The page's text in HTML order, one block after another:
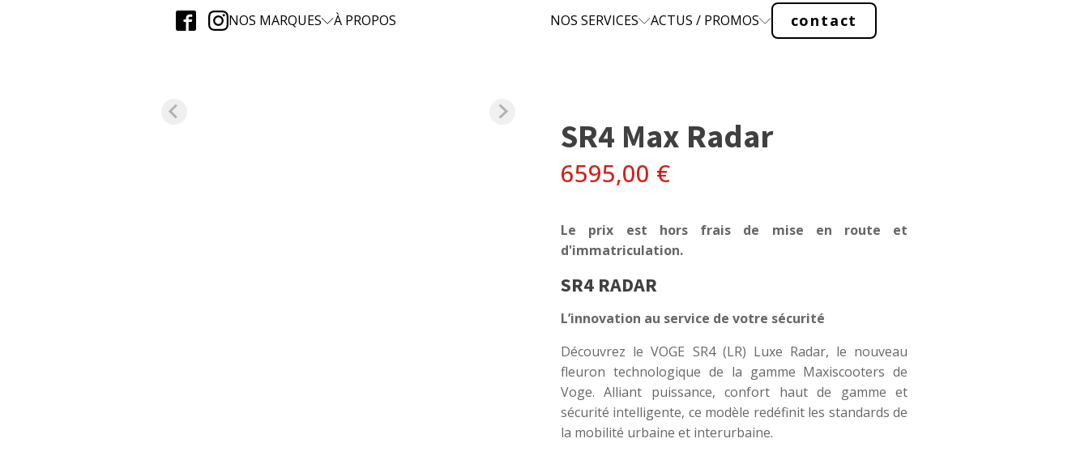
NOS MARQUES À PROPOS NOS SERVICES ACTUS / PROMOS contact
SR4 Max Radar
6595,00 €
Le prix est hors frais de mise en route et
d'immatriculation.
SR4 RADAR
L’innovation au service de votre sécurité
Découvrez le VOGE SR4 (LR) Luxe Radar, le nouveau
fleuron technologique de la gamme Maxiscooters de
Voge. Alliant puissance, confort haut de gamme et
sécurité intelligente, ce modèle redéfinit les standards de
la mobilité urbaine et interurbaine.